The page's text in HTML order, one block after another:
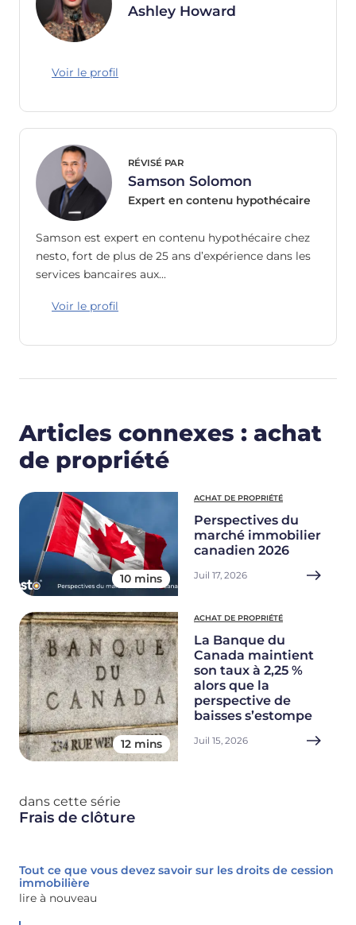
Ashley Howard
Voir le profil
RÉVISÉ PAR
Samson Solomon
Expert en contenu hypothécaire
Samson est expert en contenu hypothécaire chez
nesto, fort de plus de 25 ans d’expérience dans les
services bancaires aux…
Voir le profil
Articles connexes : achat
de propriété
10 mins
ACHAT DE PROPRIÉTÉ
Perspectives du
marché immobilier
canadien 2026
Juil 17, 2026
12 mins
ACHAT DE PROPRIÉTÉ
La Banque du
Canada maintient
son taux à 2,25 %
alors que la
perspective de
baisses s’estompe
Juil 15, 2026
dans cette série
Frais de clôture
Tout ce que vous devez savoir sur les droits de cession
immobilière‍
lire à nouveau